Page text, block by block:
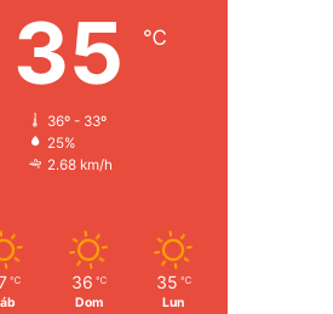
35 ℃
36º - 33º
25%
2.68 km/h
℃ 36 ℃
Dom
35 ℃
Lun